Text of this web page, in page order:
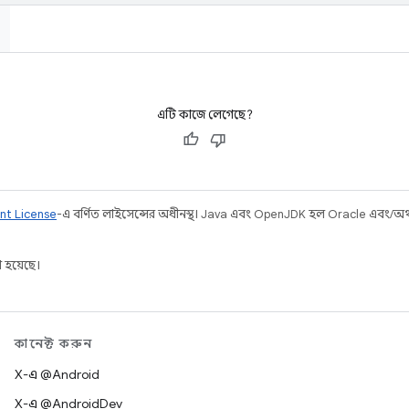
এটি কাজে লেগেছে?
License-এ বর্ণিত লাইসেন্সের অধীনস্থ। Java এবং OpenJDK হল Oracle এবং/
কানেক্ট করুন
X-এ @Android
X-এ @AndroidDev